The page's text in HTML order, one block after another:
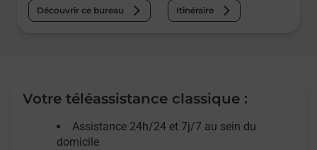
Découvrir ce bureau Itinéraire
Votre téléassistance classique :
Assistance 24h/24 et 7j/7 au sein du
domicile